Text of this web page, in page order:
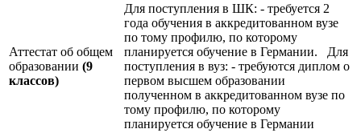
Аттестат об общем
образовании (9
классов)
Для поступления в ШК: - требуется 2
года обучения в аккредитованном вузе
по тому профилю, по которому
планируется обучение в Германии. Для
поступления в вуз: - требуются диплом о
первом высшем образовании
полученном в аккредитованном вузе по
тому профилю, по которому
планируется обучение в Германии